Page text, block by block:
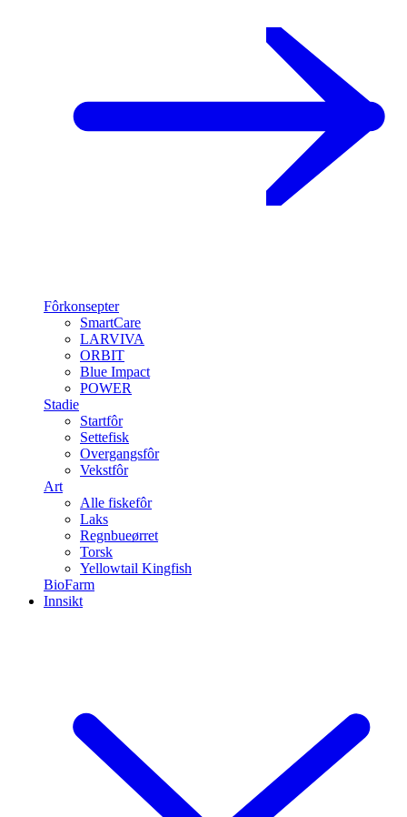
Fôrkonsepter
SmartCare
LARVIVA
ORBIT
Blue Impact
POWER
Stadie
Startfôr
Settefisk
Overgangsfôr
Vekstfôr
Art
Alle fiskefôr
Laks
Regnbueørret
Torsk
Yellowtail Kingfish
BioFarm
Innsikt